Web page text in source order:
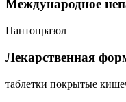
Международное
Пантопразол
Лекарственная
таблетки покрытые